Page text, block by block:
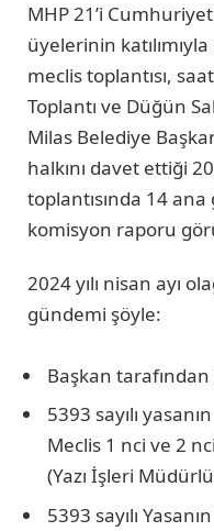
MHP 21’i
üyelerinin
meclis toplantısı,
Toplantı ve Düğün
Milas Belediye
halkını davet ettiği
toplantısında 14
komisyon raporu
2024 yılı nisan ayı
gündemi şöyle:
Başkan tarafından
5393 sayılı
Meclis 1 nci ve 2
(Yazı İşleri
5393 sayılı